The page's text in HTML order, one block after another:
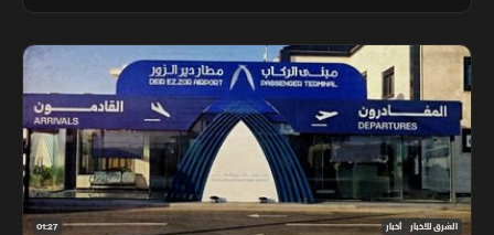
01:27 الشرق للأخبار أخبار